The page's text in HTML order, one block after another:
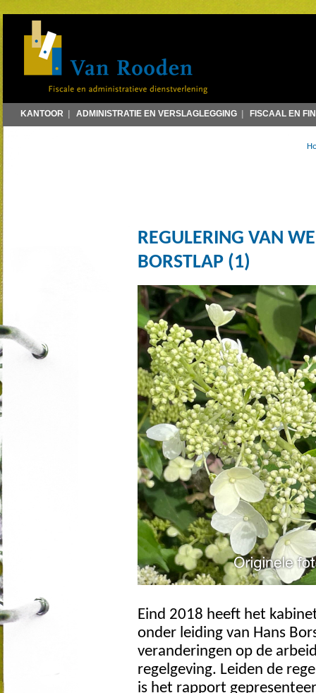
KANTOOR | ADMINISTRATIE EN VERSLAGLEGGING | FISCAAL EN
REGULERING VAN
BORSTLAP (1)
Eind 2018 heeft het
onder leiding van Hans
veranderingen op de
regelgeving. Leiden de
is het rapport